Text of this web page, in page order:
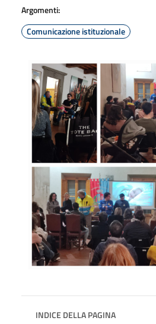
Argomenti:
Comunicazione istituzionale
INDICE DELLA PAGINA